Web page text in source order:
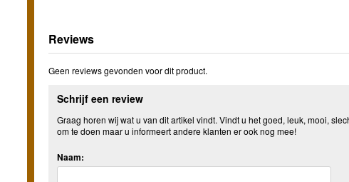
Reviews
Geen reviews gevonden voor dit product.
Schrijf een review
Graag horen wij wat u van dit artikel vindt. Vindt u het goed, leuk, mooi,
om te doen maar u informeert andere klanten er ook nog mee!
Naam: